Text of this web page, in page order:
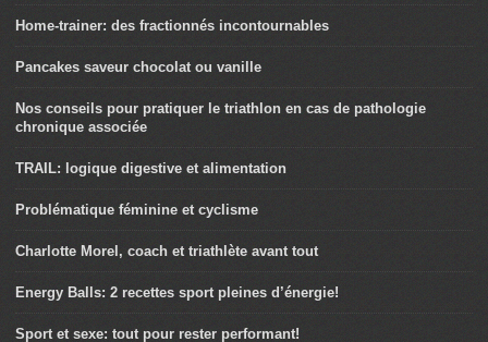
Home-trainer: des fractionnés incontournables
Pancakes saveur chocolat ou vanille
Nos conseils pour pratiquer le triathlon en cas de pathologie
chronique associée
TRAIL: logique digestive et alimentation
Problématique féminine et cyclisme
Charlotte Morel, coach et triathlète avant tout
Energy Balls: 2 recettes sport pleines d’énergie!
Sport et sexe: tout pour rester performant!